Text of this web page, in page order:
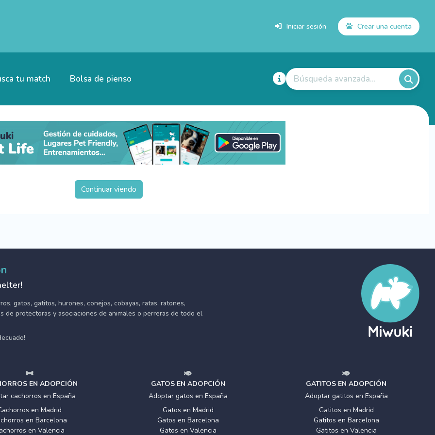
Iniciar sesión Crear una cuenta
tu match Bolsa de pienso Búsqueda avanzada...
Continuar viendo
gatos, gatitos, hurones, conejos, cobayas, ratas, ratones,
de protectoras y asociaciones de animales o perreras de todo el
EN ADOPCIÓN
cachorros en España
en Madrid
en Barcelona
en Valencia
GATOS EN ADOPCIÓN
Adoptar gatos en España
Gatos en Madrid
Gatos en Barcelona
Gatos en Valencia
GATITOS EN ADOPCIÓN
Adoptar gatitos en España
Gatitos en Madrid
Gatitos en Barcelona
Gatitos en Valencia